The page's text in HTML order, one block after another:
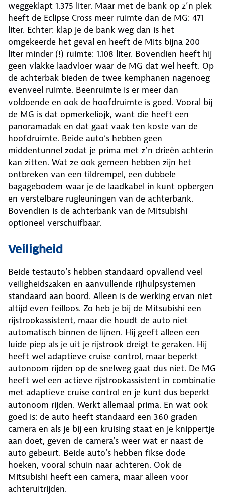
weggeklapt 1.375 liter. Maar met de bank op z’n plek
heeft de Eclipse Cross meer ruimte dan de MG: 471
liter. Echter: klap je de bank weg dan is het
omgekeerde het geval en heeft de Mits bijna 200
liter minder (!) ruimte: 1.108 liter. Bovendien heeft hij
geen vlakke laadvloer waar de MG dat wel heeft. Op
de achterbak bieden de twee kemphanen nagenoeg
evenveel ruimte. Beenruimte is er meer dan
voldoende en ook de hoofdruimte is goed. Vooral bij
de MG is dat opmerkeliojk, want die heeft een
panoramadak en dat gaat vaak ten koste van de
hoofdruimte. Beide auto’s hebben geen
middentunnel zodat je prima met z’n drieën achterin
kan zitten. Wat ze ook gemeen hebben zijn het
ontbreken van een tildrempel, een dubbele
bagagebodem waar je de laadkabel in kunt opbergen
en verstelbare rugleuningen van de achterbank.
Bovendien is de achterbank van de Mitsubishi
optioneel verschuifbaar.
Veiligheid
Beide testauto’s hebben standaard opvallend veel
veiligheidszaken en aanvullende rijhulpsystemen
standaard aan boord. Alleen is de werking ervan niet
altijd even feilloos. Zo heb je bij de Mitsubishi een
rijstrookassistent, maar die houdt de auto niet
automatisch binnen de lijnen. Hij geeft alleen een
luide piep als je uit je rijstrook dreigt te geraken. Hij
heeft wel adaptieve cruise control, maar beperkt
autonoom rijden op de snelweg gaat dus niet. De MG
heeft wel een actieve rijstrookassistent in combinatie
met adaptieve cruise control en je kunt dus beperkt
autonoom rijden. Werkt allemaal prima. En wat ook
goed is: de auto heeft standaard een 360 graden
camera en als je bij een kruising staat en je knippertje
aan doet, geven de camera’s weer wat er naast de
auto gebeurt. Beide auto’s hebben fikse dode
hoeken, vooral schuin naar achteren. Ook de
Mitsubishi heeft een camera, maar alleen voor
achteruitrijden.